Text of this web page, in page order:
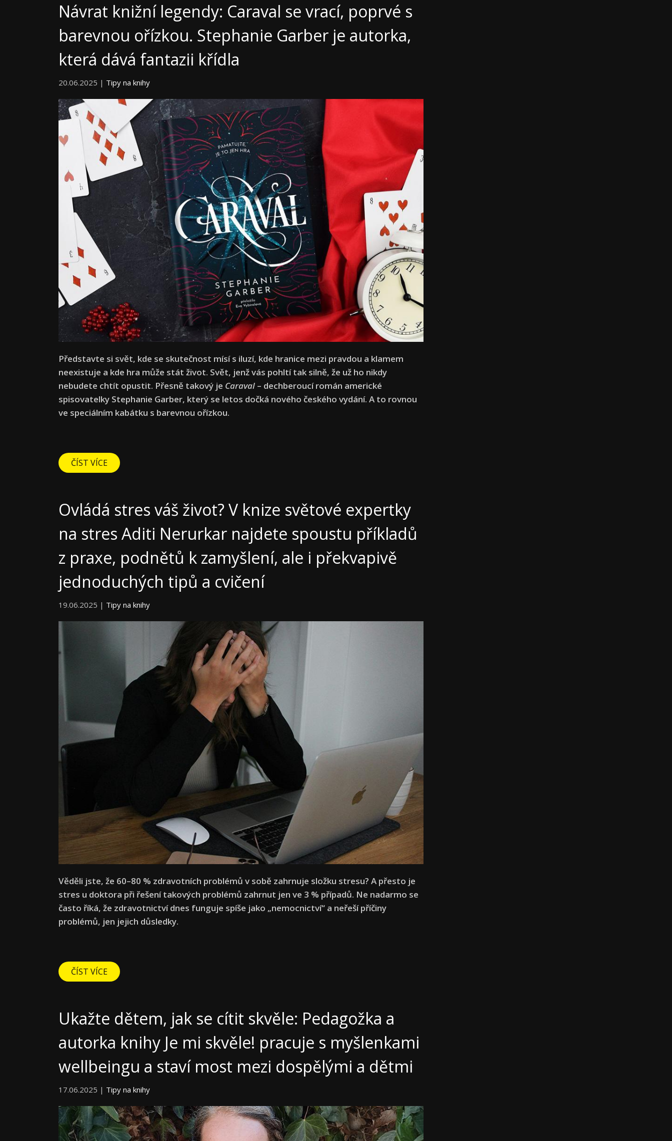
Návrat knižní legendy: Caraval se vrací, poprvé s
barevnou ořízkou. Stephanie Garber je autorka,
která dává fantazii křídla
20.06.2025 | Tipy na knihy
Představte si svět, kde se skutečnost mísí s iluzí, kde hranice mezi pravdou a klamem
neexistuje a kde hra může stát život. Svět, jenž vás pohltí tak silně, že už ho nikdy
nebudete chtít opustit. Přesně takový je Caraval – dechberoucí román americké
spisovatelky Stephanie Garber, který se letos dočká nového českého vydání. A to rovnou
ve speciálním kabátku s barevnou ořízkou.
ČÍST VÍCE
Ovládá stres váš život? V knize světové expertky
na stres Aditi Nerurkar najdete spoustu příkladů
z praxe, podnětů k zamyšlení, ale i překvapivě
jednoduchých tipů a cvičení
19.06.2025 | Tipy na knihy
Věděli jste, že 60–80 % zdravotních problémů v sobě zahrnuje složku stresu? A přesto je
stres u doktora při řešení takových problémů zahrnut jen ve 3 % případů. Ne nadarmo se
často říká, že zdravotnictví dnes funguje spíše jako „nemocnictví“ a neřeší příčiny
problémů, jen jejich důsledky.
ČÍST VÍCE
Ukažte dětem, jak se cítit skvěle: Pedagožka a
autorka knihy Je mi skvěle! pracuje s myšlenkami
wellbeingu a staví most mezi dospělými a dětmi
17.06.2025 | Tipy na knihy